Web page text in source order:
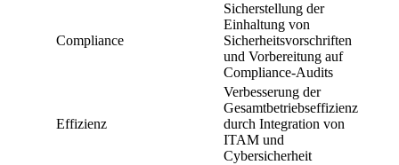
Compliance
Sicherstellung der
Einhaltung von
Sicherheitsvorschriften
und Vorbereitung auf
Compliance-Audits
Effizienz
Verbesserung der
Gesamtbetriebseffizienz
durch Integration von
ITAM und
Cybersicherheit